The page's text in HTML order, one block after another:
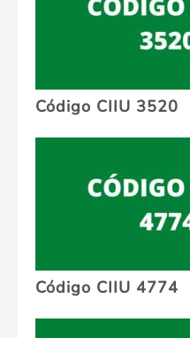
Código CIIU 3520
Código CIIU 4774